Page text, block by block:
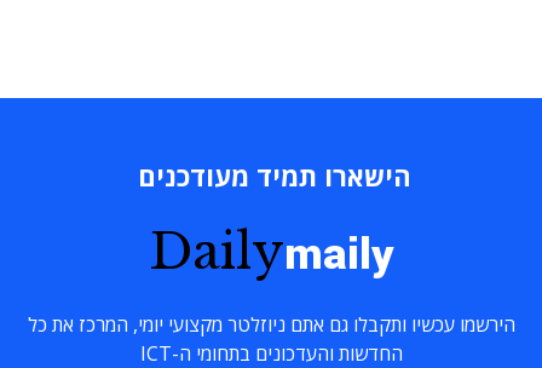
הישארו תמיד מעודכנים
Dailymaily
הירשמו עכשיו ותקבלו גם אתם ניוזלטר מקצועי יומי, המרכז את כל
החדשות והעדכונים בתחומי ה-ICT